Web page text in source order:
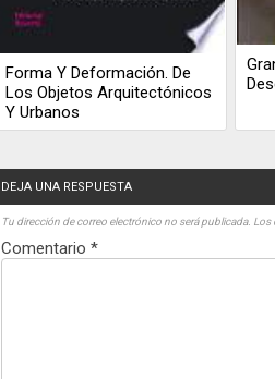
Forma Y Deformación. De
Los Objetos Arquitectónicos
Y Urbanos
DEJA UNA RESPUESTA
Tu dirección de correo electrónico no será publicada. Los
Comentario *